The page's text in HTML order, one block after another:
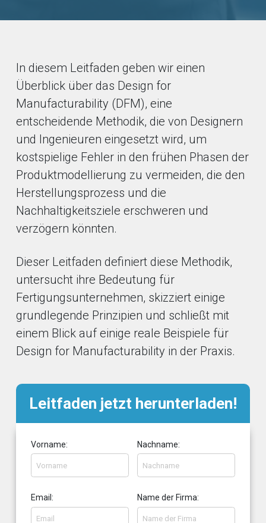
In diesem Leitfaden geben wir einen
Überblick über das Design for
Manufacturability (DFM), eine
entscheidende Methodik, die von Designern
und Ingenieuren eingesetzt wird, um
kostspielige Fehler in den frühen Phasen der
Produktmodellierung zu vermeiden, die den
Herstellungsprozess und die
Nachhaltigkeitsziele erschweren und
verzögern könnten.
Dieser Leitfaden definiert diese Methodik,
untersucht ihre Bedeutung für
Fertigungsunternehmen, skizziert einige
grundlegende Prinzipien und schließt mit
einem Blick auf einige reale Beispiele für
Design for Manufacturability in der Praxis.
Leitfaden jetzt herunterladen!
Vorname: Nachname:
Email: Name der Firma: